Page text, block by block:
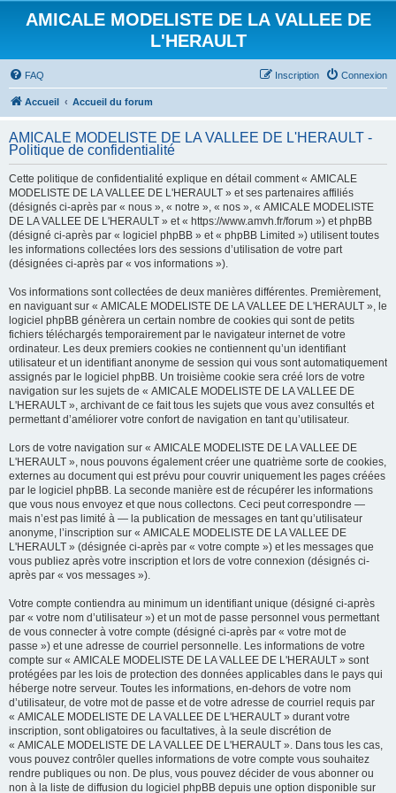
AMICALE MODELISTE DE LA VALLEE DE
L'HERAULT
FAQ Connexion
Inscription
Accueil Accueil du forum
AMICALE MODELISTE DE LA VALLEE DE L'HERAULT -
Politique de confidentialité
Cette politique de confidentialité explique en détail comment « AMICALE
MODELISTE DE LA VALLEE DE L'HERAULT » et ses partenaires affiliés
(désignés ci-après par « nous », « notre », « nos », « AMICALE MODELISTE
DE LA VALLEE DE L'HERAULT » et « https://www.amvh.fr/forum ») et phpBB
(désigné ci-après par « logiciel phpBB » et « phpBB Limited ») utilisent toutes
les informations collectées lors des sessions d’utilisation de votre part
(désignées ci-après par « vos informations »).
Vos informations sont collectées de deux manières différentes. Premièrement,
en naviguant sur « AMICALE MODELISTE DE LA VALLEE DE L'HERAULT », le
logiciel phpBB génèrera un certain nombre de cookies qui sont de petits
fichiers téléchargés temporairement par le navigateur internet de votre
ordinateur. Les deux premiers cookies ne contiennent qu’un identifiant
utilisateur et un identifiant anonyme de session qui vous sont automatiquement
assignés par le logiciel phpBB. Un troisième cookie sera créé lors de votre
navigation sur les sujets de « AMICALE MODELISTE DE LA VALLEE DE
L'HERAULT », archivant de ce fait tous les sujets que vous avez consultés et
permettant d’améliorer votre confort de navigation en tant qu’utilisateur.
Lors de votre navigation sur « AMICALE MODELISTE DE LA VALLEE DE
L'HERAULT », nous pouvons également créer une quatrième sorte de cookies,
externes au document qui est prévu pour couvrir uniquement les pages créées
par le logiciel phpBB. La seconde manière est de récupérer les informations
que vous nous envoyez et que nous collectons. Ceci peut correspondre —
mais n’est pas limité à — la publication de messages en tant qu’utilisateur
anonyme, l’inscription sur « AMICALE MODELISTE DE LA VALLEE DE
L'HERAULT » (désignée ci-après par « votre compte ») et les messages que
vous publiez après votre inscription et lors de votre connexion (désignés ci-
après par « vos messages »).
Votre compte contiendra au minimum un identifiant unique (désigné ci-après
par « votre nom d’utilisateur ») et un mot de passe personnel vous permettant
de vous connecter à votre compte (désigné ci-après par « votre mot de
passe ») et une adresse de courriel personnelle. Les informations de votre
compte sur « AMICALE MODELISTE DE LA VALLEE DE L'HERAULT » sont
protégées par les lois de protection des données applicables dans le pays qui
héberge notre serveur. Toutes les informations, en-dehors de votre nom
d’utilisateur, de votre mot de passe et de votre adresse de courriel requis par
« AMICALE MODELISTE DE LA VALLEE DE L'HERAULT » durant votre
inscription, sont obligatoires ou facultatives, à la seule discrétion de
« AMICALE MODELISTE DE LA VALLEE DE L'HERAULT ». Dans tous les cas,
vous pouvez contrôler quelles informations de votre compte vous souhaitez
rendre publiques ou non. De plus, vous pouvez décider de vous abonner ou
non à la liste de diffusion du logiciel phpBB depuis une option disponible sur